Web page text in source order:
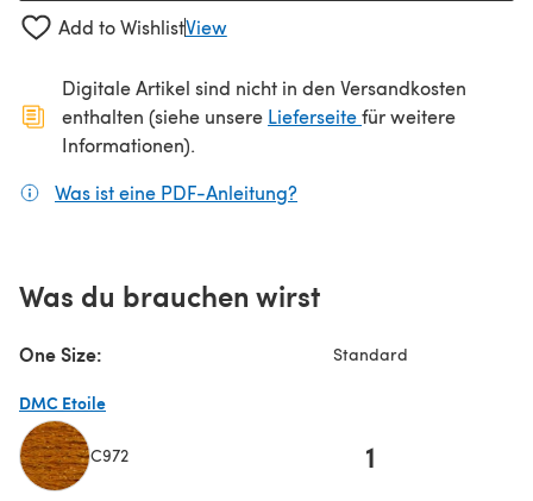
Add to WishlistView
Digitale Artikel sind nicht in den Versandkosten
enthalten (siehe unsere Lieferseite(öffnet sich in
für weitere
Informationen).
Was ist eine PDF-Anleitung?
Was du brauchen wirst
One Size: Standard
DMC Etoile
C972 1